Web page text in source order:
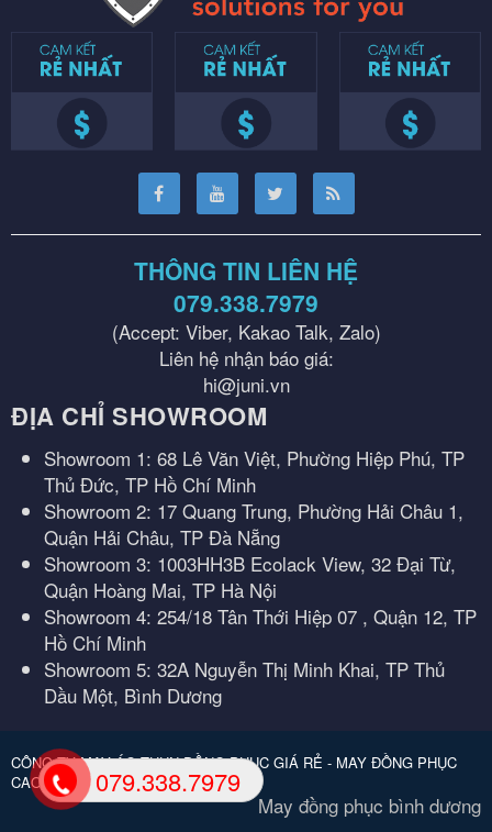
THÔNG TIN LIÊN HỆ
079.338.7979
(Accept: Viber, Kakao Talk, Zalo)
Liên hệ nhận báo giá:
hi@juni.vn
ĐỊA CHỈ SHOWROOM
Showroom 1: 68 Lê Văn Việt, Phường Hiệp Phú, TP
Thủ Đức, TP Hồ Chí Minh
Showroom 2: 17 Quang Trung, Phường Hải Châu 1,
Quận Hải Châu, TP Đà Nẵng
Showroom 3: 1003HH3B Ecolack View, 32 Đại Từ,
Quận Hoàng Mai, TP Hà Nội
Showroom 4: 254/18 Tân Thới Hiệp 07 , Quận 12, TP
Hồ Chí Minh
Showroom 5: 32A Nguyễn Thị Minh Khai, TP Thủ
Dầu Một, Bình Dương
CÔNG TY MAY ÁO THUN ĐỒNG PHỤC GIÁ RẺ - MAY ĐỒNG PHỤC
CAO CẤP.
May đồng phục bình dương
079.338.7979